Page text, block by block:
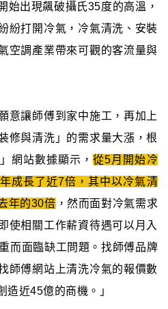
始出現飆破攝氏35度的高溫，
紛打開冷氣，冷氣清洗、安裝
空調產業帶來可觀的客流量與
意讓師傅到家中施工，再加上
修與清洗」的需求量大漲，根
網站數據顯示，從5月開始冷
成長了近7倍，其中以冷氣清
年的30倍 ，然而面對冷氣需求
使相關工作薪資待遇可以月入
而面臨缺工問題。找師傅品牌
師傅網站上清洗冷氣的報價數
造近45億的商機。」